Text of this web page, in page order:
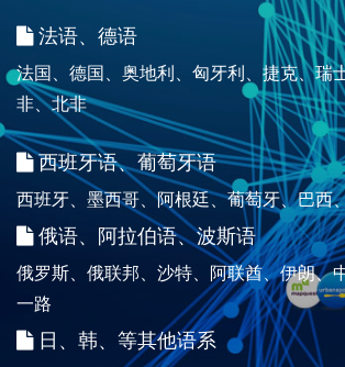
法语、德语
法国、德国、奥地利、匈牙利、捷克、瑞
非、北非
西班牙语、葡萄牙语
西班牙、墨西哥、阿根廷、葡萄牙、巴西
俄语、阿拉伯语、波斯语
俄罗斯、俄联邦、沙特、阿联酋、伊朗、
一路
日、韩、等其他语系